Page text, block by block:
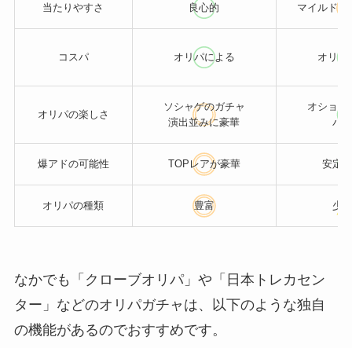
当たりやすさ 良心的 マイルドな
コスパ オリパによる オリパ
オリパの楽しさ
ソシャゲのガチャ
演出並みに豪華
オショッ
パ
爆アドの可能性 TOPレアが豪華 安定
オリパの種類 豊富 少
なかでも「クローブオリパ」や「日本トレカセン
ター」などのオリパガチャは、以下のような独自
の機能があるのでおすすめです。